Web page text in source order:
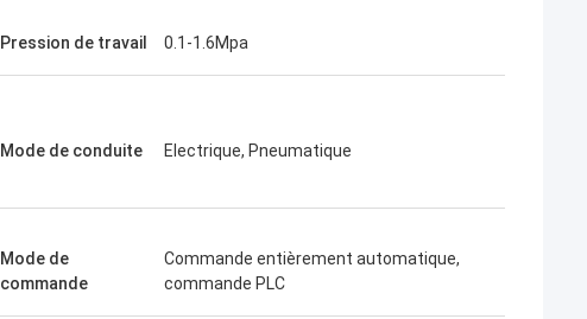
Pression de travail 0.1-1.6Mpa
Mode de conduite Electrique, Pneumatique
Mode de
commande
Commande entièrement automatique,
commande PLC